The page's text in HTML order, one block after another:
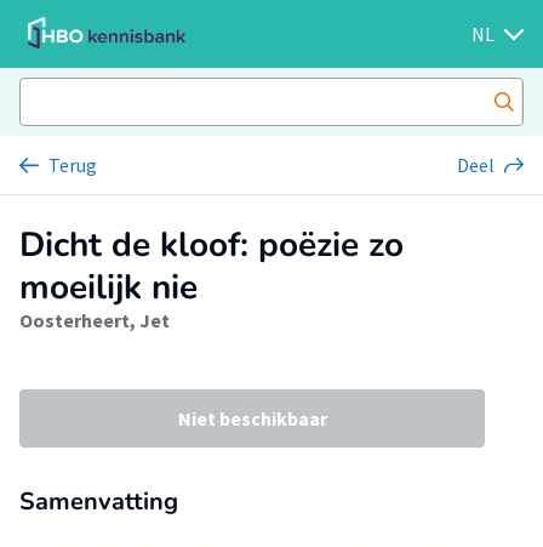
NL
Terug Deel
Dicht de kloof: poëzie zo
moeilijk nie
Oosterheert, Jet
Niet beschikbaar
Samenvatting